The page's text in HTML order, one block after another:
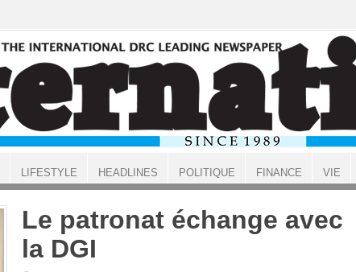
Le patronat échange avec
la DGI
LIFESTYLE HEADLINES POLITIQUE FINANCE VIE